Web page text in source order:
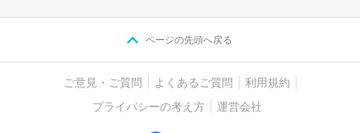
ページの先頭へ戻る
ご意見・ご質問 よくあるご質問
利用規約
プライバシーの考え方
運営会社